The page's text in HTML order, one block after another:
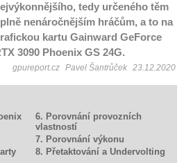
tedy určeného těm
nenáročnějším hráčům, a to na
kartu Gainward GeForce
3090 Phoenix GS 24G.
gpureport.cz Pavel Šantrůček 23.12.2020
6. Porovnání provozních
vlastností
7. Porovnání výkonu
8. Přetaktování a Undervolting